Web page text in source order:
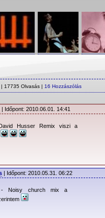
| 17735 Olvasás | 16 Hozzászólás
| Időpont: 2010.06.01. 14:41
Husser Remix viszi a
| Időpont: 2010.05.31. 06:22
- Noisy church mix a